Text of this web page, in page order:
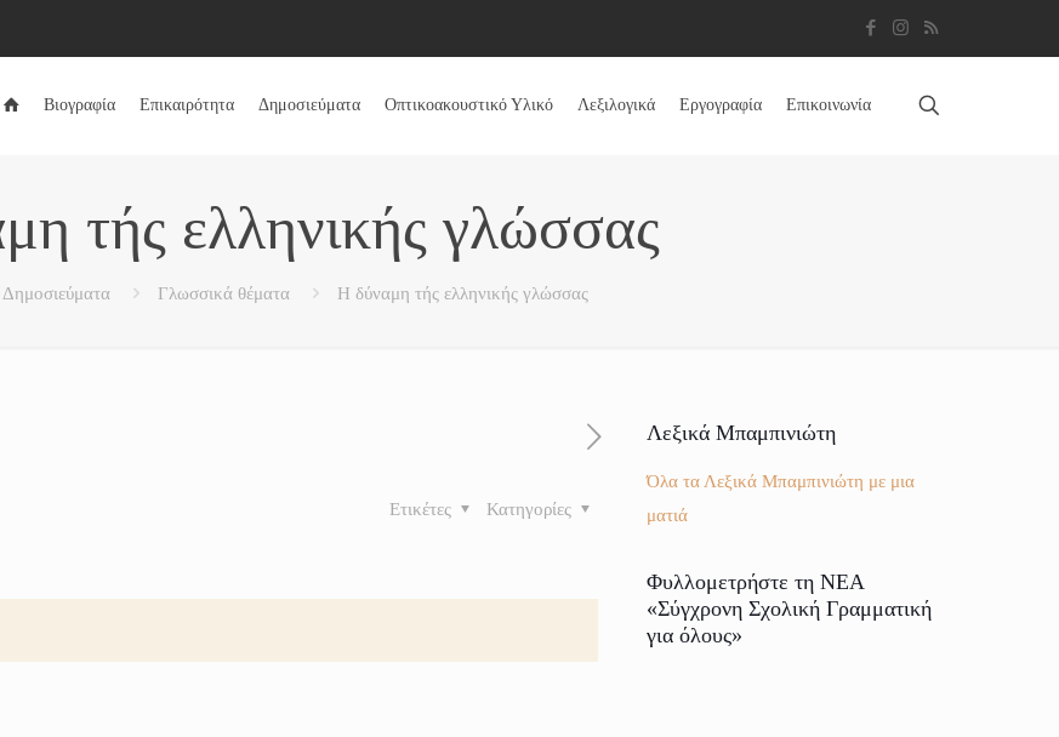
Βιογραφία Επικαιρότητα Δημοσιεύματα Οπτικοακουστικό Υλικό Λεξιλογικά Εργογραφία Επικοινωνία
τής ελληνικής γλώσσας
Δημοσιεύματα Γλωσσικά θέματα Η δύναμη τής ελληνικής γλώσσας
Κατηγορίες
Ετικέτες
Λεξικά Μπαμπινιώτη
Όλα τα Λεξικά Μπαμπινιώτη με μια
ματιά
Φυλλομετρήστε τη ΝΕΑ
«Σύγχρονη Σχολική Γραμματική
για όλους»